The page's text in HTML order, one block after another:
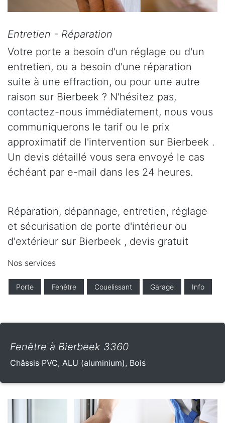
Entretien - Réparation
Votre porte a besoin d'un réglage ou d'un
entretien, ou a besoin d'une réparation
suite à une effraction, ou pour une autre
raison sur Bierbeek ? N'hésitez pas,
contactez-nous immédiatement, nous vous
communiquerons le tarif ou le prix
approximatif de l'intervention sur Bierbeek .
Un devis détaillé vous sera envoyé le cas
échéant par e-mail dans les 24 heures.
Réparation, dépannage, entretien, réglage
et sécurisation de porte d'intérieur ou
d'extérieur sur Bierbeek , devis gratuit
Nos services
Porte Fenêtre Couelissant Garage Info
Fenêtre à Bierbeek 3360
Châssis PVC, ALU (aluminium), Bois